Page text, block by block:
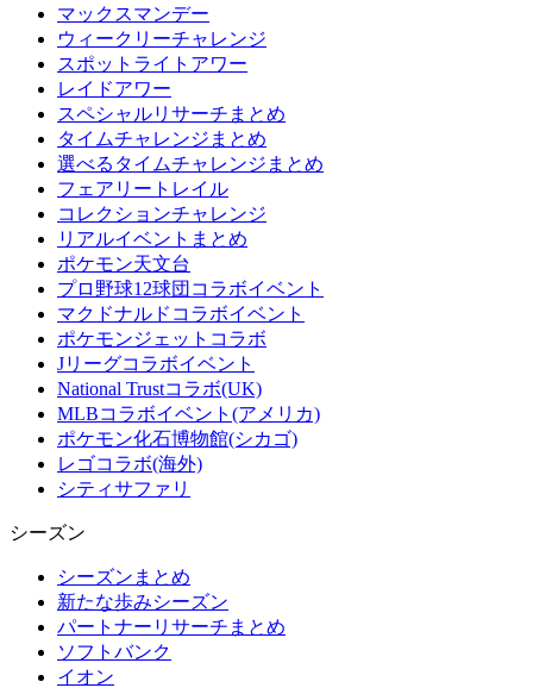
マックスマンデー
ウィークリーチャレンジ
スポットライトアワー
レイドアワー
スペシャルリサーチまとめ
タイムチャレンジまとめ
選べるタイムチャレンジまとめ
フェアリートレイル
コレクションチャレンジ
リアルイベントまとめ
ポケモン天文台
プロ野球12球団コラボイベント
マクドナルドコラボイベント
ポケモンジェットコラボ
Jリーグコラボイベント
National Trustコラボ(UK)
MLBコラボイベント(アメリカ)
ポケモン化石博物館(シカゴ)
レゴコラボ(海外)
シティサファリ
シーズン
シーズンまとめ
新たな歩みシーズン
パートナーリサーチまとめ
ソフトバンク
イオン